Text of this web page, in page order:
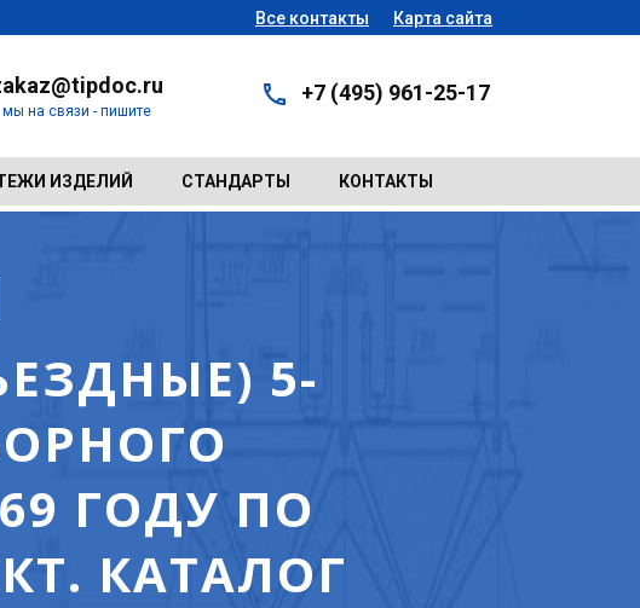
Все контакты Карта сайта
мы на связи - пишите
+7 (495) 961-25-17
ИЗДЕЛИЙ СТАНДАРТЫ КОНТАКТЫ
5-
ГОДУ ПО
КАТАЛОГ